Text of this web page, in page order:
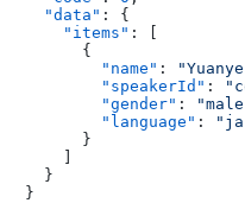
"data" :
{
"items" :
[
{
"name" :
"speakerId" :
"gender" :
"language" :
}
]
}
}